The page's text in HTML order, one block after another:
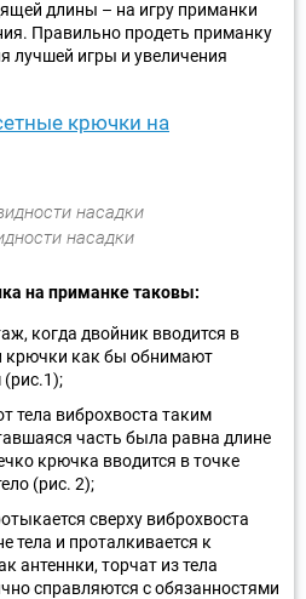
длины – на игру приманки
Правильно продеть приманку
лучшей игры и увеличения
крючки на
насадки
на приманке таковы:
когда двойник вводится в
крючки как бы обнимают
тела виброхвоста таким
часть была равна длине
крючка вводится в точке
(рис. 2);
сверху виброхвоста
тела и проталкивается к
антеннки, торчат из тела
справляются с обязанностями